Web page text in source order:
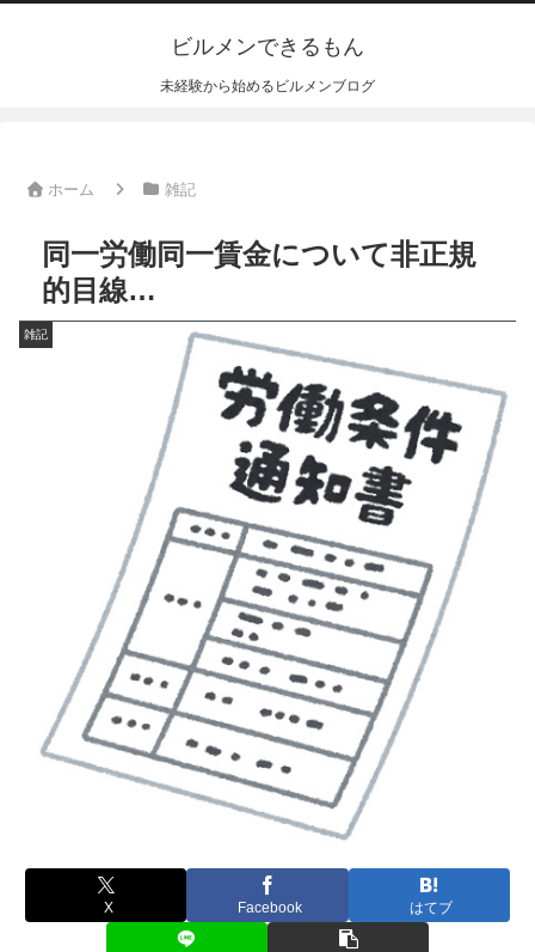
ビルメンできるもん
未経験から始めるビルメンブログ
ホーム 雑記
同一労働同一賃金について非正規
的目線…
雑記
X Facebook はてブ